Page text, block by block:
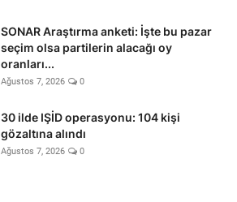
SONAR Araştırma anketi: İşte bu pazar
seçim olsa partilerin alacağı oy
oranları...
Ağustos 7, 2026 0
30 ilde IŞİD operasyonu: 104 kişi
gözaltına alındı
Ağustos 7, 2026 0